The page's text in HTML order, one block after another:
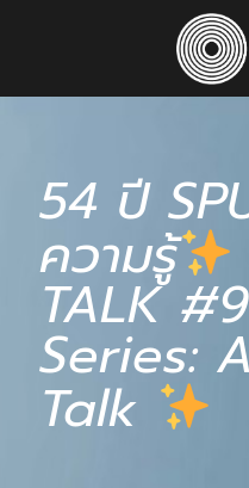
54 ปี
ความรู้
TALK
Series:
Talk